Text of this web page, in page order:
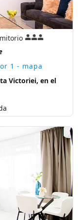
1 - mapa
Victoriei, en el